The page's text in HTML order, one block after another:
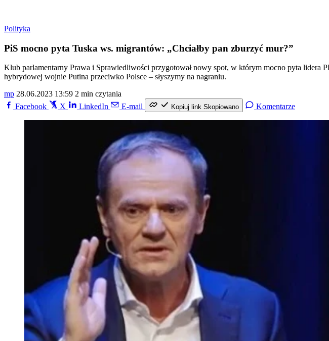
Polityka
PiS mocno pyta Tuska ws. migrantów: „Chciałby pan zburzyć mur?”
Klub parlamentarny Prawa i Sprawiedliwości przygotował nowy spot, w którym mocno pyta
hybrydowej wojnie Putina przeciwko Polsce – słyszymy na nagraniu.
mp 28.06.2023 13:59 2 min czytania
Facebook
X LinkedIn E-mail Kopiuj link Skopiowano Komentarze